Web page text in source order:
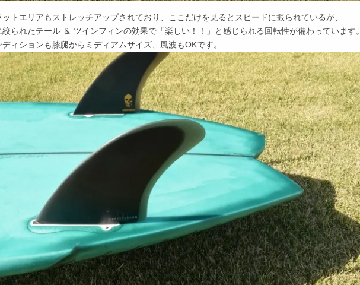
トエリアもストレッチアップされており、ここだけを見るとスピードに振られているが、
られたテール ＆ ツインフィンの効果で「楽しい！！」と感じられる回転性が備わっています。
ィションも膝腿からミディアムサイズ、風波もOKです。